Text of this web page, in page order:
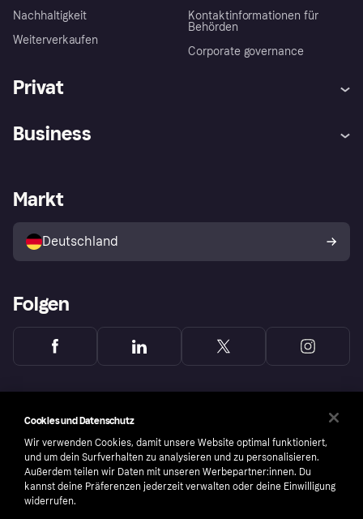
Nachhaltigkeit
Weiterverkaufen
Kontaktinformationen für
Behörden
Corporate governance
Privat
Klarna App
Shops entdecken
Käuferschutzrichtlinie
Dein Widerrufsrecht
Business
Händlerportal
Markt
Deutschland
Folgen
Cookies und Datenschutz
Wir verwenden Cookies, damit unsere Website optimal funktioniert,
und um dein Surfverhalten zu analysieren und zu personalisieren.
Außerdem teilen wir Daten mit unseren Werbepartner:innen. Du
kannst deine Präferenzen jederzeit verwalten oder deine Einwilligung
widerrufen.